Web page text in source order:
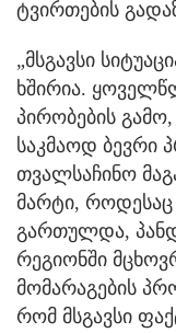
ტვირთების
„მსგავსი
ხშირია.
პირობების გამო,
საკმაოდ ბევრი
თვალსაჩინო
მარტი, როდესაც
გართულდა,
რეგიონში
მომარაგების
რომ მსგავსი